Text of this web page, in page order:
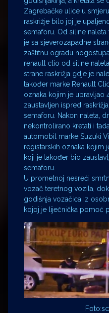
Zagrebačke ulice u
raskrižje bilo joj je
semaforu. Od siline
je sa sjeverozapadne
zaštitnu ogradu
renault clio od siline
strane raskrižja gdje je
također marke Renault
oznaka kojim je upravljao
zaustavljen ispred
semaforu. Nakon naleta,
nekontrolirano kretati i
automobil marke Suzuki
registarskih oznaka kojim
koji je također bio
semaforu.
U prometnoj nesreći
vozač teretnog vozila,
godišnja vozačica iz
kojoj je liječnička pomoć